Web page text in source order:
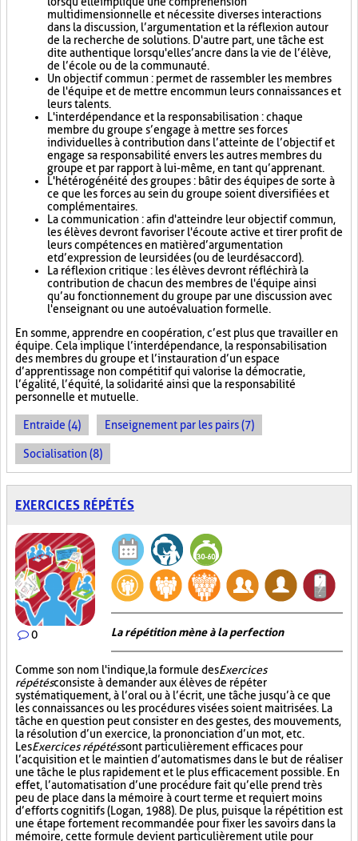
multidimensionnelle et nécessite diverses interactions
dans la discussion, l’argumentation et la réflexion autour
de la recherche de solutions. D'autre part, une tâche est
dite authentique lorsqu'elle s’ancre dans la vie de l’élève,
de l’école ou de la communauté.
Un objectif commun : permet de rassembler les membres
de l'équipe et de mettre en commun leurs connaissances et
leurs talents.
L'interdépendance et la responsabilisation : chaque
membre du groupe s’engage à mettre ses forces
individuelles à contribution dans l’atteinte de l’objectif et
engage sa responsabilité envers les autres membres du
groupe et par rapport à lui-même, en tant qu’apprenant.
L'hétérogénéité des groupes : bâtir des équipes de sorte à
ce que les forces au sein du groupe soient diversifiées et
complémentaires.
La communication : afin d'atteindre leur objectif commun,
les élèves devront favoriser l'écoute active et tirer profit de
leurs compétences en matière d’argumentation
et d’expression de leurs idées (ou de leur désaccord).
La réflexion critique : les élèves devront réfléchir à la
contribution de chacun des membres de l'équipe ainsi
qu’au fonctionnement du groupe par une discussion avec
l'enseignant ou une autoévaluation formelle.
En somme, apprendre en coopération, c’est plus que travailler en
équipe. Cela implique l’interdépendance, la responsabilisation
des membres du groupe et l’instauration d’un espace
d’apprentissage non compétitif qui valorise la démocratie,
l’égalité, l’équité, la solidarité ainsi que la responsabilité
personnelle et mutuelle.
Entraide (4) Enseignement par les pairs (7)
Socialisation (8)
EXERCICES RÉPÉTÉS
0 La répétition mène à la perfection
Comme son nom l'indique, la formule desExercices
répétésconsiste à demander aux élèves de répéter
systématiquement, à l’oral ou à l’écrit, une tâche jusqu’à ce que
les connaissances ou les procédures visées soient maitrisées. La
tâche en question peut consister en des gestes, des mouvements,
la résolution d’un exercice, la prononciation d’un mot, etc.
LesExercices répétéssont particulièrement efficaces pour
l’acquisition et le maintien d’automatismes dans le but de réaliser
une tâche le plus rapidement et le plus efficacement possible. En
effet, l’automatisation d’une procédure fait qu’elle prend très
peu de place dans la mémoire à court terme et requiert moins
d’efforts cognitifs (Logan, 1988). De plus, puisque la répétition est
une étape fortement recommandée pour fixer les savoirs dans la
mémoire, cette formule devient particulièrement utile pour